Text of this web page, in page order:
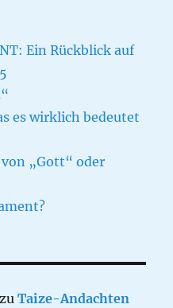
Ein Rückblick auf
es wirklich bedeutet
„Gott“ oder
zuTaize-Andachten